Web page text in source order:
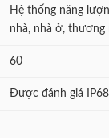
Hệ thống năng
nhà, nhà ở, thương
60
Được đánh giá IP68